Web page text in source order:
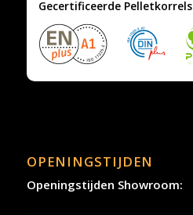
Gecertificeerde Pelletkorrels
OPENINGSTIJDEN
Openingstijden Showroom: